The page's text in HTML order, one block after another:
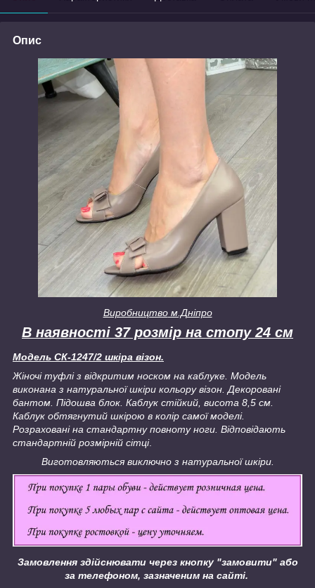
Опис
Виробництвом.Дніпро
В наявності 37 розмір на стопу 24 см
Модель СК-1247/2 шкіра візон.
Жіночі туфлі з відкритим носком на каблуке. Модель
виконана з натуральної шкіри кольору візон. Декоровані
бантом. Підошва блок. Каблук стійкий, висота 8,5 см.
Каблук обтягнутий шкірою в колір самої моделі.
Розраховані на стандартну повноту ноги. Відповідають
стандартній розмірній сітці.
Виготовляються виключно з натуральної шкіри.
Замовлення здійснювати через кнопку "замовити" або
за телефоном, зазначеним на сайті.